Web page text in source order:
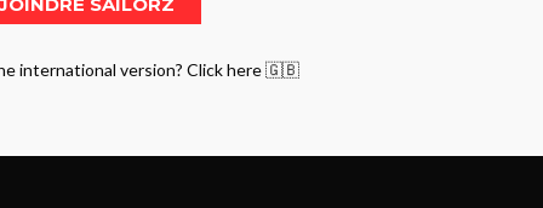
international version? Click here 🇬🇧